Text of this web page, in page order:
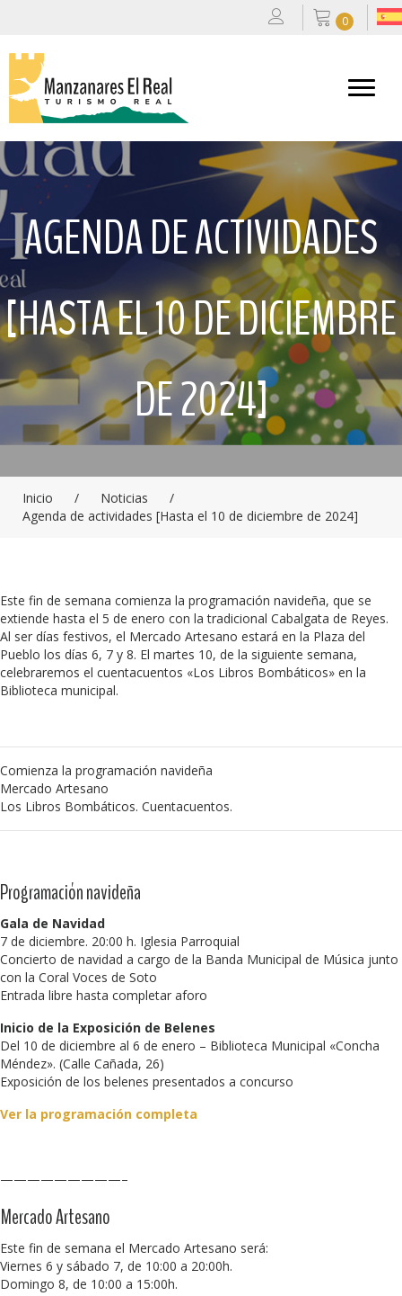
0
AGENDA DE ACTIVIDADES
[HASTA EL 10 DE DICIEMBRE
DE 2024]
Inicio / Noticias
/
Agenda de actividades [Hasta el 10 de diciembre de 2024]
Este fin de semana comienza la programación navideña, que se
extiende hasta el 5 de enero con la tradicional Cabalgata de Reyes.
Al ser días festivos, el Mercado Artesano estará en la Plaza del
Pueblo los días 6, 7 y 8. El martes 10, de la siguiente semana,
celebraremos el cuentacuentos «Los Libros Bombáticos» en la
Biblioteca municipal.
Comienza la programación navideña
Mercado Artesano
Los Libros Bombáticos. Cuentacuentos.
Programación navideña
Gala de Navidad
7 de diciembre. 20:00 h. Iglesia Parroquial
Concierto de navidad a cargo de la Banda Municipal de Música junto
con la Coral Voces de Soto
Entrada libre hasta completar aforo
Inicio de la Exposición de Belenes
Del 10 de diciembre al 6 de enero – Biblioteca Municipal «Concha
Méndez». (Calle Cañada, 26)
Exposición de los belenes presentados a concurso
Ver la programación completa
—————————–
Mercado Artesano
Este fin de semana el Mercado Artesano será:
Viernes 6 y sábado 7, de 10:00 a 20:00h.
Domingo 8, de 10:00 a 15:00h.